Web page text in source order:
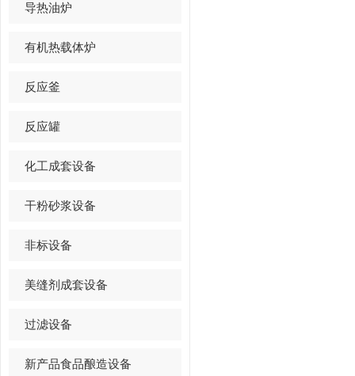
导热油炉
有机热载体炉
反应釜
反应罐
化工成套设备
干粉砂浆设备
非标设备
美缝剂成套设备
过滤设备
新产品食品酿造设备